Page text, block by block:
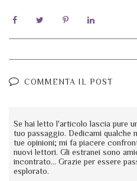
COMMENTA IL POST
Se hai letto l'articolo lascia pure
tuo passaggio. Dedicami qualche
tue opinioni; mi fa piacere
nuovi lettori. Gli estranei sono
incontrato... Grazie per essere
esplorato.